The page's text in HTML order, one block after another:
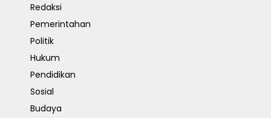
Redaksi
Pemerintahan
Politik
Hukum
Pendidikan
Sosial
Budaya